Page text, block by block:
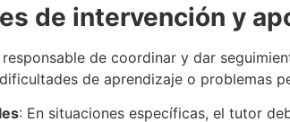
de intervención y
de coordinar y dar
de aprendizaje o problemas
: En situaciones específicas, el tutor